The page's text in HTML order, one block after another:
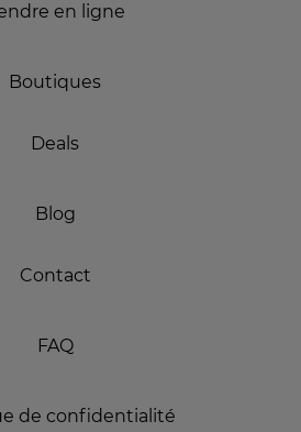
en ligne
Boutiques
Deals
Blog
Contact
FAQ
de confidentialité